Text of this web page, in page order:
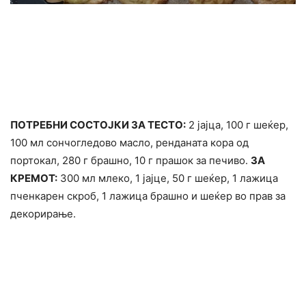
ПОТРЕБНИ СОСТОЈКИ ЗА ТЕСТО: 2 јајца, 100 г шеќер,
100 мл сончогледово масло, ренданата кора од
портокал, 280 г брашно, 10 г прашок за печиво. ЗА
КРЕМОТ: 300 мл млеко, 1 јајце, 50 г шеќер, 1 лажица
пченкарен скроб, 1 лажица брашно и шеќер во прав за
декорирање.